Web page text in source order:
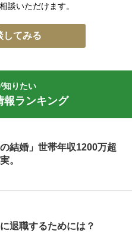
談いただけます。
してみる
知りたい
報ランキング
の結婚」世帯年収1200万超
。
退職するためには？